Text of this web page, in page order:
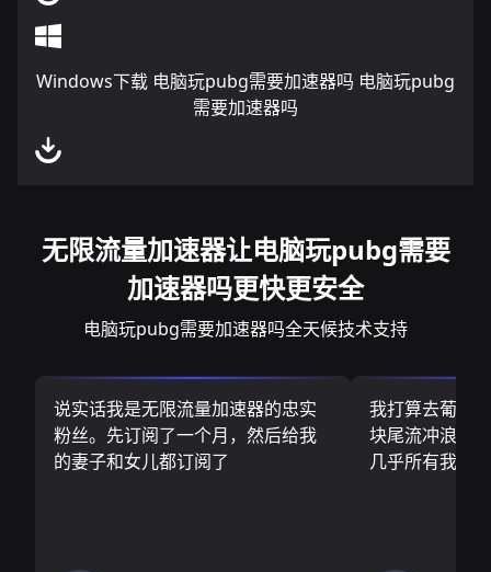
Windows下载 电脑玩pubg需要加速器吗 电脑玩pubg
需要加速器吗
无限流量加速器让电脑玩pubg需要
加速器吗更快更安全
电脑玩pubg需要加速器吗全天候技术支持
说实话我是无限流量加速器的忠实
粉丝。先订阅了一个月，然后给我
的妻子和女儿都订阅了
我打算去葡萄
块尾流冲浪板
几乎所有我需